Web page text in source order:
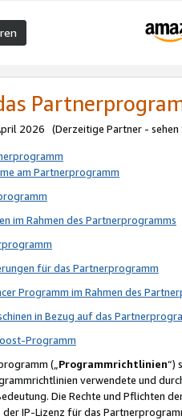
2026 (Derzeitige Partner - sehen
am Partnerprogramm
im Rahmen des Partnerprogramms
für das Partnerprogramm
Programm im Rahmen des
in Bezug auf das
Programm
(„Programmrichtlinien“)
verwendete und
Die Rechte und Pflichten
IP-Lizenz für das